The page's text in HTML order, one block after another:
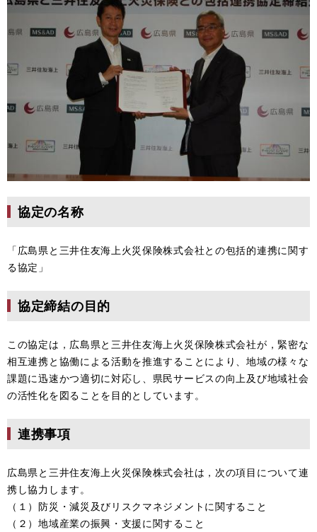
協定の名称
「広島県と三井住友海上火災保険株式会社との包括的連携に関す
る協定」
協定締結の目的
この協定は，広島県と三井住友海上火災保険株式会社が，緊密な
相互連携と協働による活動を推進することにより、地域の様々な
課題に迅速かつ適切に対応し、県民サービスの向上及び地域社会
の活性化を図ることを目的としています。
連携事項
広島県と三井住友海上火災保険株式会社は，次の項目について連
携し協力します。
（１）防災・減災及びリスクマネジメントに関すること
（２）地域産業の振興・支援に関すること